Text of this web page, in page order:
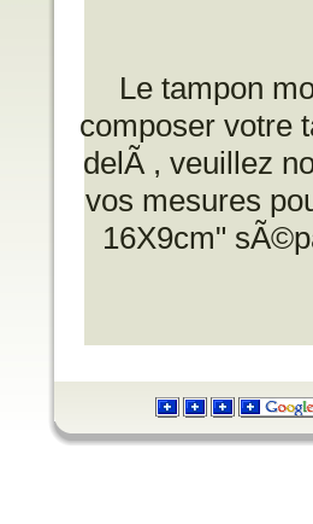
Le tampon
composer votre
delÃ , veuillez
vos mesures
16X9cm"